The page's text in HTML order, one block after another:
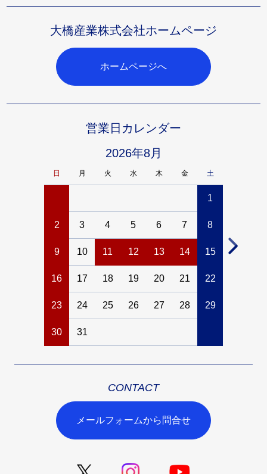
大橋産業株式会社ホームページ
ホームページへ
営業日カレンダー
2026年8月
日 月 火 水 木 金 土
1
2 3 4 5 6 7 8
9 10 11 12 13 14 15
16 17 18 19 20 21 22
23 24 25 26 27 28 29
30 31
13
CONTACT
メールフォームから問合せ